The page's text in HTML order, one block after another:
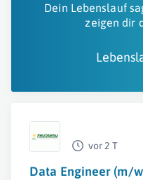
Dein Lebenslauf
zeigen dir
vor 2 T
Data Engineer (m/